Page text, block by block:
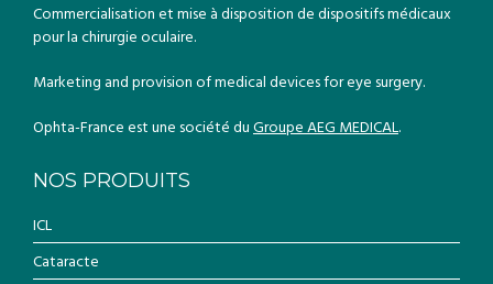
Commercialisation et mise à disposition de dispositifs médicaux
pour la chirurgie oculaire.
Marketing and provision of medical devices for eye surgery.
Ophta-France est une société duGroupe AEG MEDICAL.
NOS PRODUITS
ICL
Cataracte